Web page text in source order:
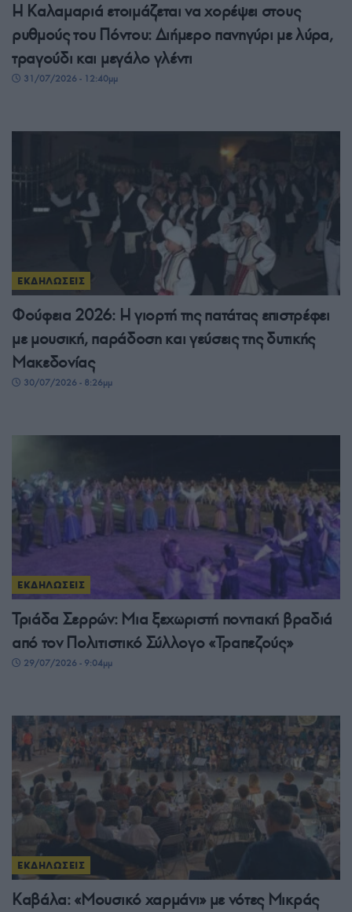
Η Καλαμαριά ετοιμάζεται να χορέψει στους
ρυθμούς του Πόντου: Διήμερο πανηγύρι με λύρα,
τραγούδι και μεγάλο γλέντι
31/07/2026 - 12:40μμ
ΕΚΔΗΛΩΣΕΙΣ
Φούφεια 2026: Η γιορτή της πατάτας επιστρέφει
με μουσική, παράδοση και γεύσεις της δυτικής
Μακεδονίας
30/07/2026 - 8:26μμ
ΕΚΔΗΛΩΣΕΙΣ
Τριάδα Σερρών: Μια ξεχωριστή ποντιακή βραδιά
από τον Πολιτιστικό Σύλλογο «Τραπεζούς»
29/07/2026 - 9:04μμ
ΕΚΔΗΛΩΣΕΙΣ
Καβάλα: «Μουσικό χαρμάνι» με νότες Μικράς